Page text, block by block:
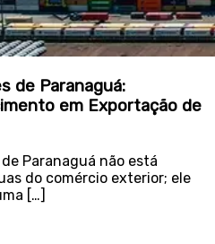
de Paranaguá:
em Exportação de
Paranaguá não está
do comércio exterior; ele
[…]